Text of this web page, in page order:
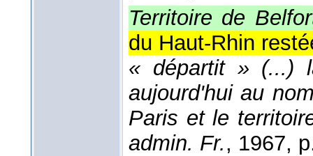
Territoire de
du Haut-Rhin
« départit » (...)
aujourd'hui au
Paris et le
admin. Fr., 1967,